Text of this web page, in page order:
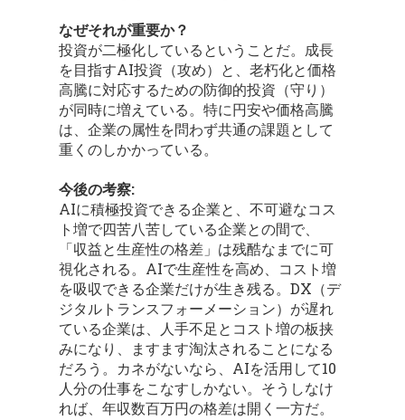
なぜそれが重要か？
投資が二極化しているということだ。成長
を目指すAI投資（攻め）と、老朽化と価格
高騰に対応するための防御的投資（守り）
が同時に増えている。特に円安や価格高騰
は、企業の属性を問わず共通の課題として
重くのしかかっている。
今後の考察:
AIに積極投資できる企業と、不可避なコス
ト増で四苦八苦している企業との間で、
「収益と生産性の格差」は残酷なまでに可
視化される。AIで生産性を高め、コスト増
を吸収できる企業だけが生き残る。DX（デ
ジタルトランスフォーメーション）が遅れ
ている企業は、人手不足とコスト増の板挟
みになり、ますます淘汰されることになる
だろう。カネがないなら、AIを活用して10
人分の仕事をこなすしかない。そうしなけ
れば、年収数百万円の格差は開く一方だ。